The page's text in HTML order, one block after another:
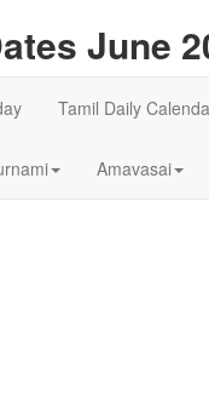
June
Tamil Daily
Amavasai